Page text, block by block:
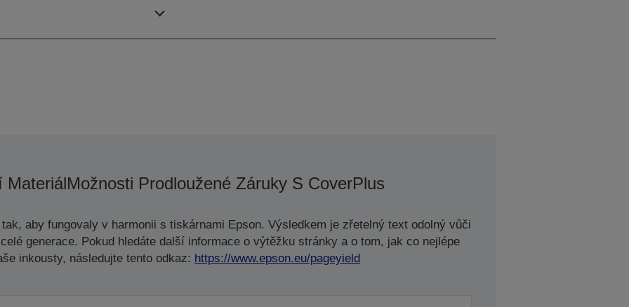
MateriálMožnosti Prodloužené Záruky S CoverPlus
aby fungovaly v harmonii s tiskárnami Epson. Výsledkem je zřetelný text odolný vůči
generace. Pokud hledáte další informace o výtěžku stránky a o tom, jak co nejlépe
inkousty, následujte tento odkaz: https://www.epson.eu/pageyield